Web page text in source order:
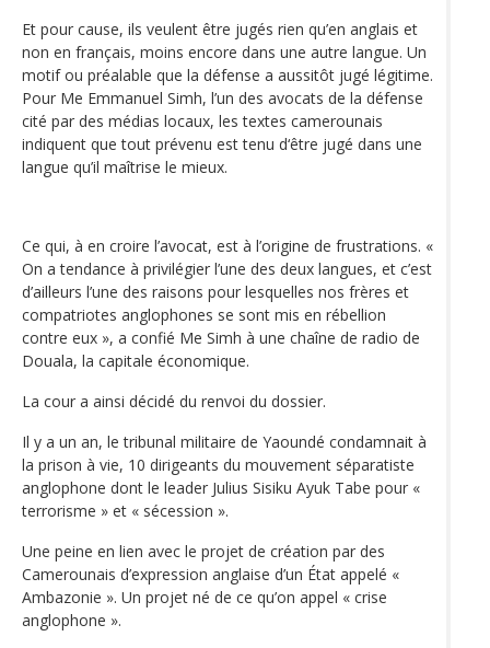
Et pour cause, ils veulent être jugés rien qu’en anglais et
non en français, moins encore dans une autre langue. Un
motif ou préalable que la défense a aussitôt jugé légitime.
Pour Me Emmanuel Simh, l’un des avocats de la défense
cité par des médias locaux, les textes camerounais
indiquent que tout prévenu est tenu d‘être jugé dans une
langue qu’il maîtrise le mieux.
Ce qui, à en croire l’avocat, est à l’origine de frustrations. «
On a tendance à privilégier l’une des deux langues, et c’est
d’ailleurs l’une des raisons pour lesquelles nos frères et
compatriotes anglophones se sont mis en rébellion
contre eux », a confié Me Simh à une chaîne de radio de
Douala, la capitale économique.
La cour a ainsi décidé du renvoi du dossier.
Il y a un an, le tribunal militaire de Yaoundé condamnait à
la prison à vie, 10 dirigeants du mouvement séparatiste
anglophone dont le leader Julius Sisiku Ayuk Tabe pour «
terrorisme » et « sécession ».
Une peine en lien avec le projet de création par des
Camerounais d’expression anglaise d’un État appelé «
Ambazonie ». Un projet né de ce qu’on appel « crise
anglophone ».